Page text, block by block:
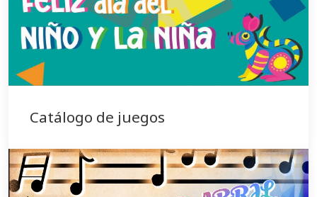
Catálogo de juegos